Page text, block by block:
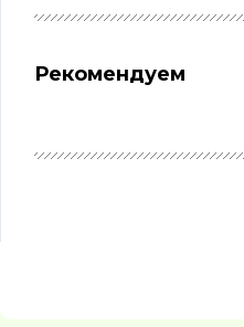
Рекомендуем